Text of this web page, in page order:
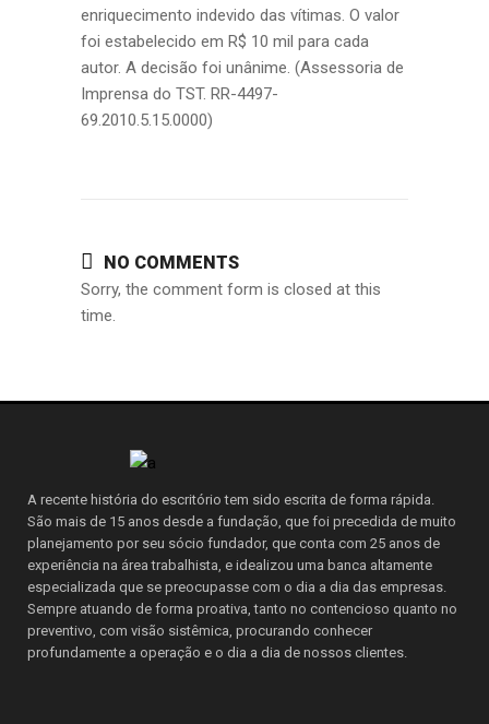
enriquecimento indevido das vítimas. O valor
foi estabelecido em R$ 10 mil para cada
autor. A decisão foi unânime. (Assessoria de
Imprensa do TST. RR-4497-
69.2010.5.15.0000)
NO COMMENTS
Sorry, the comment form is closed at this
time.
A recente história do escritório tem sido escrita de forma rápida.
São mais de 15 anos desde a fundação, que foi precedida de muito
planejamento por seu sócio fundador, que conta com 25 anos de
experiência na área trabalhista, e idealizou uma banca altamente
especializada que se preocupasse com o dia a dia das empresas.
Sempre atuando de forma proativa, tanto no contencioso quanto no
preventivo, com visão sistêmica, procurando conhecer
profundamente a operação e o dia a dia de nossos clientes.